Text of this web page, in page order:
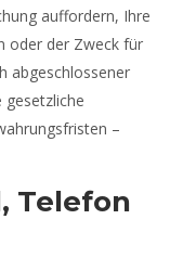
auffordern, Ihre
oder der Zweck für
abgeschlossener
gesetzliche
–
Telefon